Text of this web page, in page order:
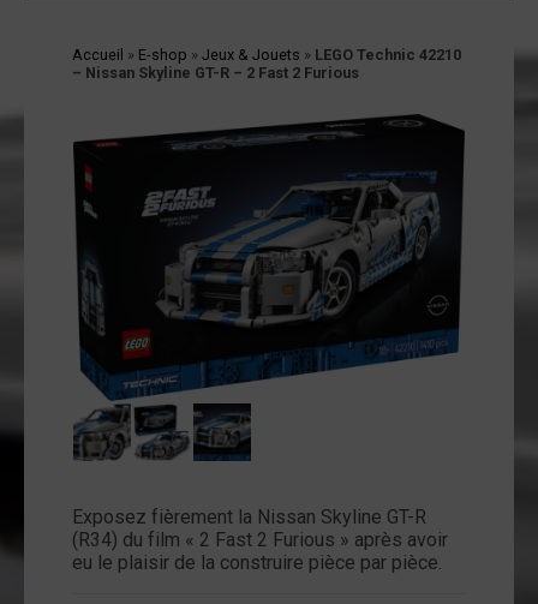
Accueil » E-shop » Jeux & Jouets » LEGO Technic 42210
– Nissan Skyline GT-R – 2 Fast 2 Furious
Exposez fièrement la Nissan Skyline GT-R
(R34) du film « 2 Fast 2 Furious » après avoir
eu le plaisir de la construire pièce par pièce.